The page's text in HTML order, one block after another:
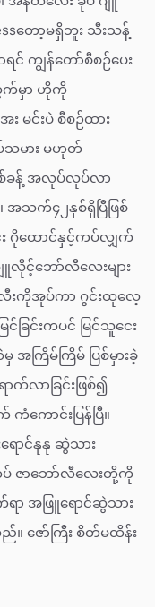
တော့မရှိဘူး သီးသန့်
င် ကျွန်တော်စီစဉ်ပေး
က်မှာ ဟိုကို
မင်းပဲ စီစဉ်ထား
သမား မဟုတ်
ခန့် အလုပ်လုပ်လာ
သက်၄၂နှစ်ရှိပြီဖြစ်
ဂိုထောင်နှင့်ကပ်လျှက်
င့်ဘော်လီလေးများ
လီးကိုအုပ်ကာ ဂွင်းထုလေ့
ခြင်းကပင် မြင်သူငေး
ြိမ်ကြိမ် ပြစ်မှားခဲ့
လာခြင်းဖြစ်၍
ောင်းပြန်ပြီ။
ောင်နုနု ဆွဲသား
ပ် ဇာဘော်လီလေးတို့ကို
အဖြူရောင်ဆွဲသား
ဇော်ကြီး စိတ်မထိန်း